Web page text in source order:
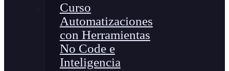
Curso
Automatizaciones
con Herramientas
No Code e
Inteligencia